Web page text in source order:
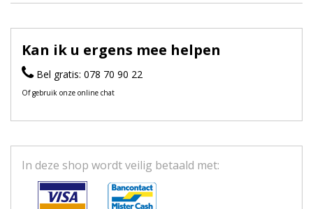
Kan ik u ergens mee helpen
Bel gratis: 078 70 90 22
Of gebruik onze online chat
In deze shop wordt veilig betaald met: